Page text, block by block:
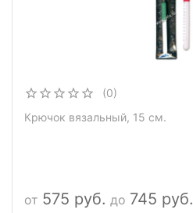
(0)
Крючок вязальный, 15 см.
от 575 руб. до 745 руб.